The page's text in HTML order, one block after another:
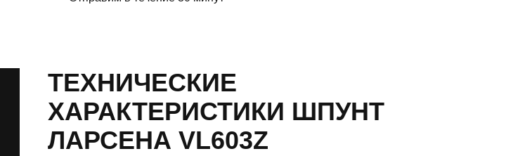
ТЕХНИЧЕСКИЕ
ХАРАКТЕРИСТИКИ ШПУНТ
ЛАРСЕНА VL603Z